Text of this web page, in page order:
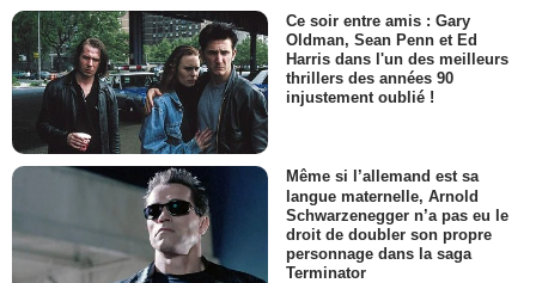
Ce soir entre amis : Gary
Oldman, Sean Penn et Ed
Harris dans l'un des meilleurs
thrillers des années 90
injustement oublié !
Même si l’allemand est sa
langue maternelle, Arnold
Schwarzenegger n’a pas eu le
droit de doubler son propre
personnage dans la saga
Terminator